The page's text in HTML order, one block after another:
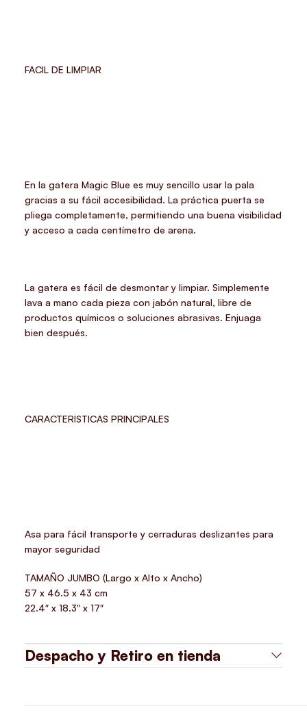
FACIL DE LIMPIAR
En la gatera Magic Blue es muy sencillo usar la pala
gracias a su fácil accesibilidad. La práctica puerta se
pliega completamente, permitiendo una buena visibilidad
y acceso a cada centímetro de arena.
La gatera es fácil de desmontar y limpiar. Simplemente
lava a mano cada pieza con jabón natural, libre de
productos químicos o soluciones abrasivas. Enjuaga
bien después.
CARACTERISTICAS PRINCIPALES
Asa para fácil transporte y cerraduras deslizantes para
mayor seguridad
TAMAÑO JUMBO (Largo x Alto x Ancho)
57 x 46.5 x 43 cm
22.4″ x 18.3″ x 17″
Despacho y Retiro en tienda